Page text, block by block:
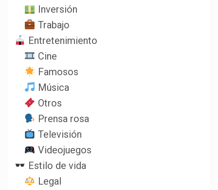
Inversión
Trabajo
Entretenimiento
Cine
Famosos
Música
Otros
Prensa rosa
Televisión
Videojuegos
Estilo de vida
Legal